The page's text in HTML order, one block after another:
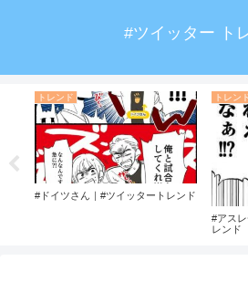
#ツイッター ト
トレンド
#ドイツさん｜#ツイッタートレンド
トレン
#アス
レンド